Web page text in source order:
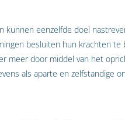
kunnen eenzelfde doel
besluiten hun krachten
meer door middel van het
als aparte en zelfstandige